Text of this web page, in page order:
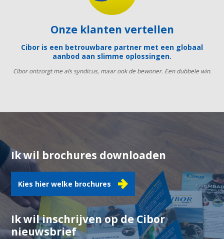
Onze klanten vertellen
Cibor is een betrouwbare partner met een globaal
aanbod aan slimme oplossingen.
Cibor ontzorgt me als syndicus, maar ook de bewoner. Een dubbele win.
Ik wil brochures downloaden
Kies hier welke brochures
Ik wil inschrijven op de Cibor
nieuwsbrief